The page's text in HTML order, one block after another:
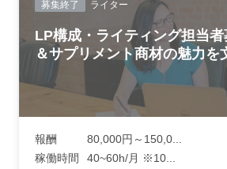
募集終了 ライター
LP構成・ライティング担当者
＆サプリメント商材の魅力を
報酬
80,000円～150,0...
稼働時間
40~60h/月 ※10...